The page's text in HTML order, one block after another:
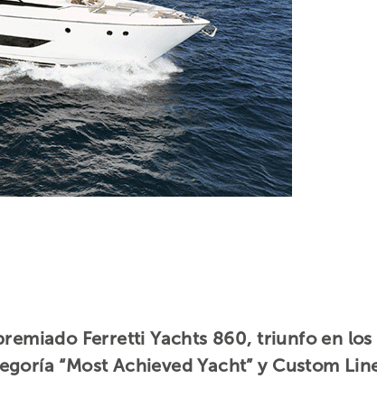
Ferretti Yachts 860, triunfo en los
“Most Achieved Yacht” y Custom